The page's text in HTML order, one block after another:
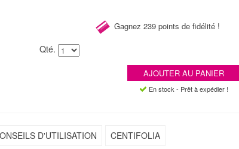
Gagnez239 points de fidélité !
Qté.
AJOUTER AU PANIER
En stock - Prêt à expédier !
D'UTILISATION CENTIFOLIA